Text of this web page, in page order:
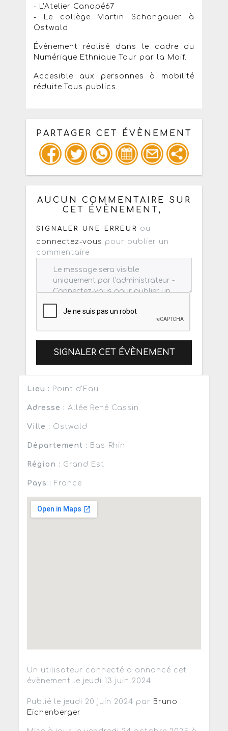
- L'Atelier Canopé67
- Le collège Martin Schongauer à
Ostwald
Événement réalisé dans le cadre du
Numérique Ethnique Tour par la Maif.
Accesible aux personnes à mobilité
réduite.Tous publics.
PARTAGER CET ÉVÈNEMENT
Copiez les infos ci-dessous pour un
: mail / forum / réseau social
AUCUN COMMENTAIRE SUR
CET ÉVÈNEMENT,
SIGNALER UNE ERREUR
ou
connectez-vous pour publier un
commentaire
SIGNALER CET ÉVÈNEMENT
Lieu : Point d'Eau
Adresse : Allée René Cassin
Ville : Ostwald
Département : Bas-Rhin
Région : Grand Est
Pays : France
Un utilisateur connecté a annoncé cet
évènement le jeudi 13 juin 2024
Publié le jeudi 20 juin 2024 par Bruno
Eichenberger